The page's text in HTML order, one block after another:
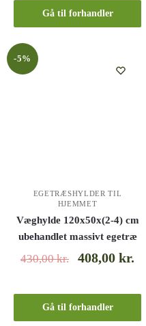
Gå til forhandler
-5%
EGETRÆSHYLDER TIL
HJEMMET
Væghylde 120x50x(2-4) cm
ubehandlet massivt egetræ
430,00kr. 408,00kr.
Gå til forhandler